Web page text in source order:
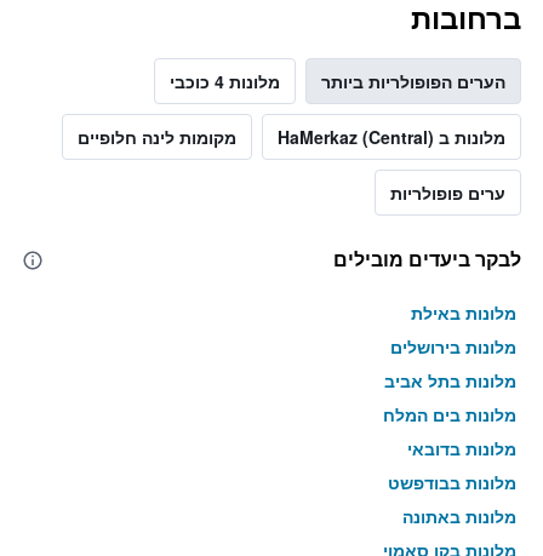
ברחובות
הערים הפופולריות ביותר מלונות 4 כוכבי
מלונות ב HaMerkaz (Central) מקומות לינה חלופיים
ערים פופולריות
לבקר ביעדים מובילים
מלונות באילת
מלונות בירושלים
מלונות בתל אביב
מלונות בים המלח
מלונות בדובאי
מלונות בבודפשט
מלונות באתונה
מלונות בקו סאמוי